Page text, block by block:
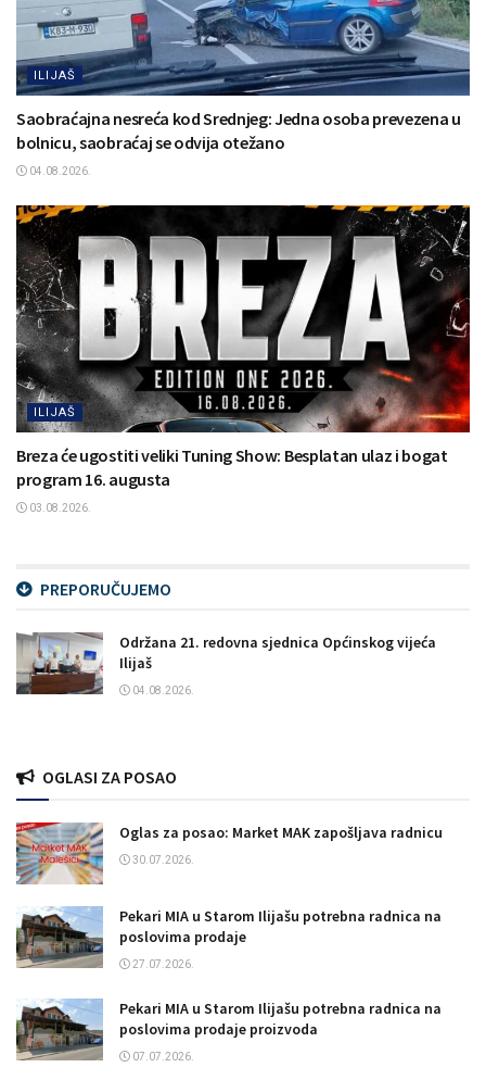
ILIJAŠ
Saobraćajna nesreća kod Srednjeg: Jedna osoba prevezena u
bolnicu, saobraćaj se odvija otežano
04.08.2026.
ILIJAŠ
Breza će ugostiti veliki Tuning Show: Besplatan ulaz i bogat
program 16. augusta
03.08.2026.
PREPORUČUJEMO
Održana 21. redovna sjednica Općinskog vijeća
Ilijaš
04.08.2026.
OGLASI ZA POSAO
Oglas za posao: Market MAK zapošljava radnicu
30.07.2026.
Pekari MIA u Starom Ilijašu potrebna radnica na
poslovima prodaje
27.07.2026.
Pekari MIA u Starom Ilijašu potrebna radnica na
poslovima prodaje proizvoda
07.07.2026.